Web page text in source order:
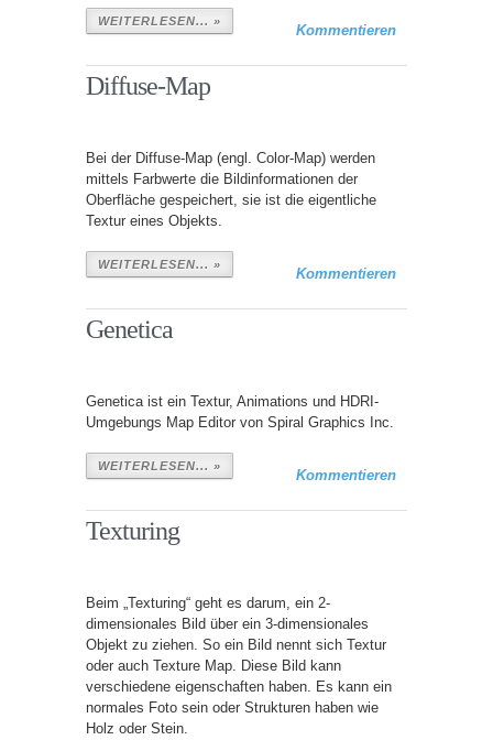
WEITERLESEN... »
Kommentieren
Diffuse-Map
Bei der Diffuse-Map (engl. Color-Map) werden
mittels Farbwerte die Bildinformationen der
Oberfläche gespeichert, sie ist die eigentliche
Textur eines Objekts.
WEITERLESEN... »
Kommentieren
Genetica
Genetica ist ein Textur, Animations und HDRI-
Umgebungs Map Editor von Spiral Graphics Inc.
WEITERLESEN... »
Kommentieren
Texturing
Beim „Texturing“ geht es darum, ein 2-
dimensionales Bild über ein 3-dimensionales
Objekt zu ziehen. So ein Bild nennt sich Textur
oder auch Texture Map. Diese Bild kann
verschiedene eigenschaften haben. Es kann ein
normales Foto sein oder Strukturen haben wie
Holz oder Stein.